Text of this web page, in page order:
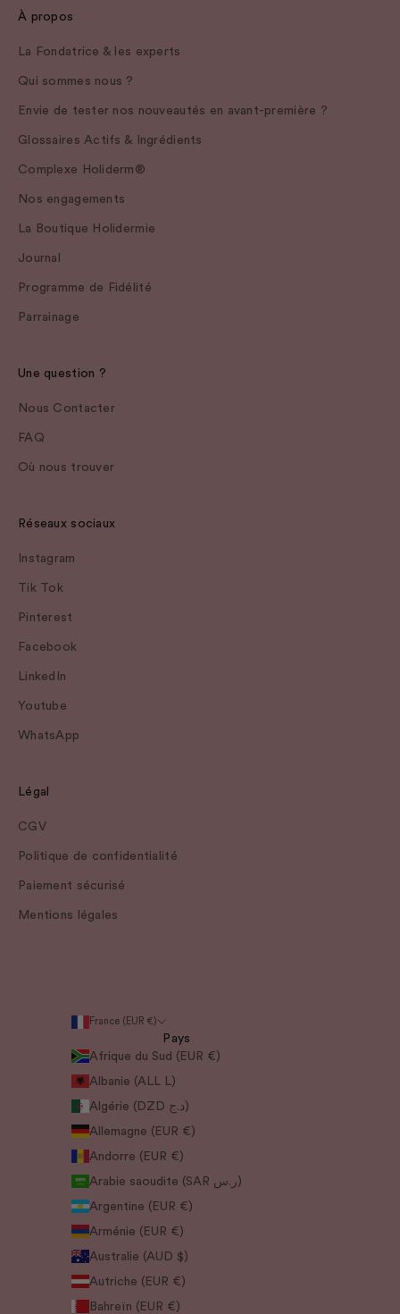
À propos
La Fondatrice & les experts
Qui sommes nous ?
Envie de tester nos nouveautés en avant-première ?
Glossaires Actifs & Ingrédients
Complexe Holiderm®
Nos engagements
La Boutique Holidermie
Journal
Programme de Fidélité
Parrainage
Une question ?
Nous Contacter
FAQ
Où nous trouver
Réseaux sociaux
Instagram
Tik Tok
Pinterest
Facebook
LinkedIn
Youtube
WhatsApp
Légal
CGV
Politique de confidentialité
Paiement sécurisé
Mentions légales
France (EUR €)
Pays
Afrique du Sud (EUR €)
Albanie (ALL L)
Algérie (DZD د.ج)
Allemagne (EUR €)
Andorre (EUR €)
Arabie saoudite (SAR ر.س)
Argentine (EUR €)
Arménie (EUR €)
Australie (AUD $)
Autriche (EUR €)
Bahreïn (EUR €)